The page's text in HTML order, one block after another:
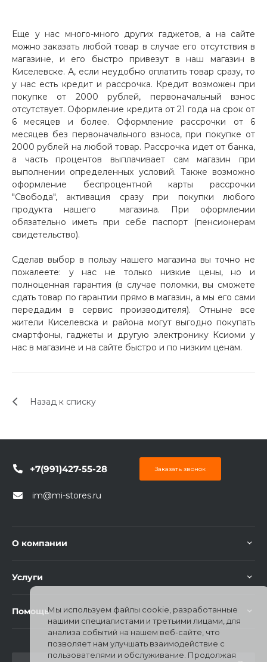
Еще у нас много-много других гаджетов, а на сайте
можно заказать любой товар в случае его отсутствия в
магазине, и его быстро привезут в наш магазин в
Киселевске. А, если неудобно оплатить товар сразу, то
у нас есть кредит и рассрочка. Кредит возможен при
покупке от 2000 рублей, первоначальный взнос
отсутствует. Оформление кредита от 21 года на срок от
6 месяцев и более. Оформление рассрочки от 6
месяцев без первоначального взноса, при покупке от
2000 рублей на любой товар. Рассрочка идет от банка,
а часть процентов выплачивает сам магазин при
выполнении определенных условий. Также возможно
оформление беспроцентной карты рассрочки
"Свобода", активация сразу при покупки любого
продукта нашего магазина. При оформлении
обязательно иметь при себе паспорт (пенсионерам
свидетельство).
Сделав выбор в пользу нашего магазина вы точно не
пожалеете: у нас не только низкие цены, но и
полноценная гарантия (в случае поломки, вы сможете
сдать товар по гарантии прямо в магазин, а мы его сами
передадим в сервис производителя). Отныне все
жители Киселевска и района могут выгодно покупать
смартфоны, гаджеты и другую электронику Ксиоми у
нас в магазине и на сайте быстро и по низким ценам.
Назад к списку
+7(991)427-55-28 Заказать звонок
im@mi-stores.ru
О компании
Услуги
ПомощьМы используем файлы cookie, разработанные
нашими специалистами и третьими лицами, для
анализа событий на нашем веб-сайте, что
позволяет нам улучшать взаимодействие с
пользователями и обслуживание. Продолжая